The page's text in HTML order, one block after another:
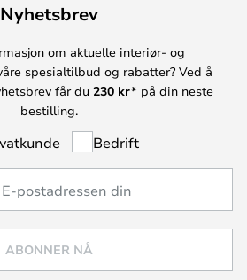
Nyhetsbrev
om aktuelle interiør- og
spesialtilbud og rabatter? Ved å
får du 230 kr* på din neste
bestilling.
Bedrift
ABONNER NÅ